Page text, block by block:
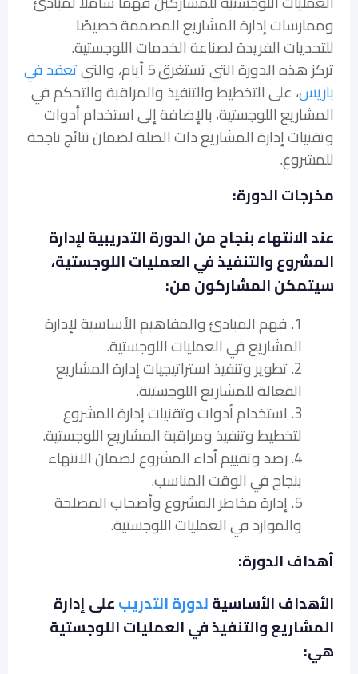
وممارسات إدارة المشاريع المصممة خصيصًا
للتحديات الفريدة لصناعة الخدمات اللوجستية.
تركز هذه الدورة التي تستغرق 5 أيام، والتي
تعقد في
باريس، على التخطيط والتنفيذ والمراقبة والتحكم في
المشاريع اللوجستية، بالإضافة إلى استخدام أدوات
وتقنيات إدارة المشاريع ذات الصلة لضمان نتائج ناجحة
للمشروع.
مخرجات الدورة:
عند الانتهاء بنجاح من الدورة التدريبية لإدارة
المشروع والتنفيذ في العمليات اللوجستية،
سيتمكن المشاركون من:
1. فهم المبادئ والمفاهيم الأساسية لإدارة
المشاريع في العمليات اللوجستية.
2. تطوير وتنفيذ استراتيجيات إدارة المشاريع
الفعالة للمشاريع اللوجستية.
3. استخدام أدوات وتقنيات إدارة المشروع
لتخطيط وتنفيذ ومراقبة المشاريع اللوجستية.
4. رصد وتقييم أداء المشروع لضمان الانتهاء
بنجاح في الوقت المناسب.
5. إدارة مخاطر المشروع وأصحاب المصلحة
والموارد في العمليات اللوجستية.
أهداف الدورة:
الأهداف الأساسيةلدورة التدريبعلى إدارة
المشاريع والتنفيذ في العمليات اللوجستية
هي: